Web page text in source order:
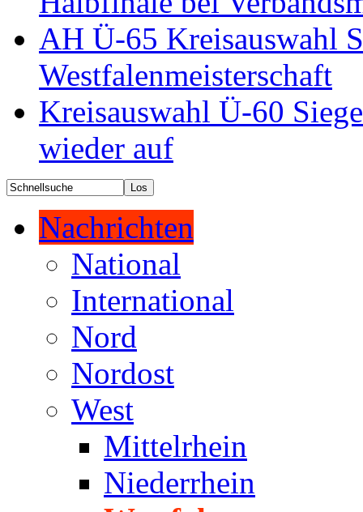
AH Ü-65 Kreisauswahl
Westfalenmeisterschaft
Kreisauswahl Ü-60
wieder auf
Nachrichten
National
International
Nord
Nordost
West
Mittelrhein
Niederrhein